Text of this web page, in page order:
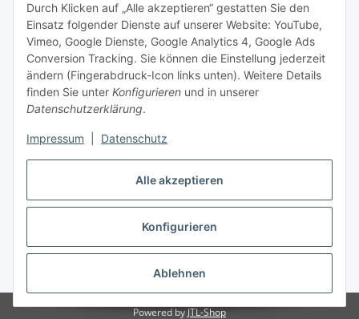
Alle akzeptieren
Konfigurieren
Ablehnen
Durch Klicken auf „Alle akzeptieren“ gestatten Sie den
Einsatz folgender Dienste auf unserer Website: YouTube,
Vimeo, Google Dienste, Google Analytics 4, Google Ads
Conversion Tracking. Sie können die Einstellung jederzeit
ändern (Fingerabdruck-Icon links unten). Weitere Details
finden Sie unter Konfigurieren und in unserer
Datenschutzerklärung.
Impressum Datenschutz
Vorkasse per Überweisung
Zahlung per PayPal
Zahlung per Google Pay (PayPal)
Zahlung per Apple Pay (PayPal)
Zahlung per amazon payments
FAQ
Weitere Informationen
Vertrag widerrufen
* Alle Preise inkl. gesetzlicher USt., zzgl.Versand
Powered byJTL-Shop